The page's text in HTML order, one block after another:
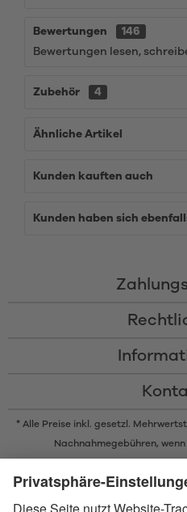
Bewertungen
146
Bewertungen lesen,
Zubehör 4
Ähnliche Artikel
Kunden kauften auch
Kunden haben sich
* Alle Preise inkl. gesetzl.
Nachnahmegebühren,
und Eigentum der Bluetooth SIG,